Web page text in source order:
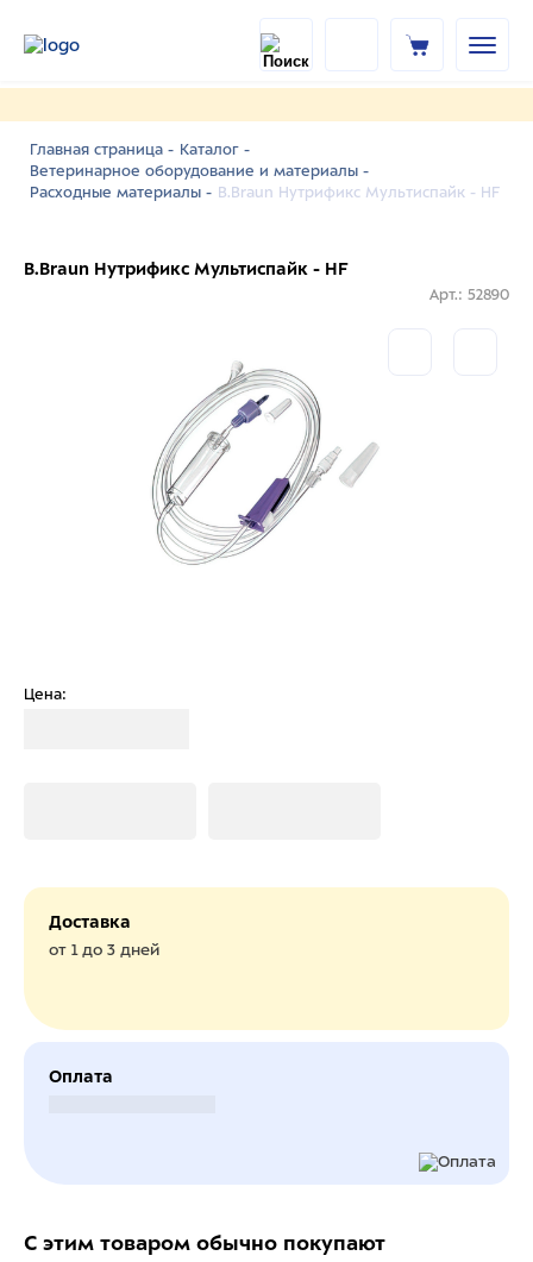
Главная страница - Каталог -
Ветеринарное оборудование и материалы -
Расходные материалы - B.Braun Нутрификс Мультиспайк - HF
B.Braun Нутрификс Мультиспайк - HF
Арт.: 52890
Цена:
Доставка
от 1 до 3 дней
Оплата
С этим товаром обычно покупают